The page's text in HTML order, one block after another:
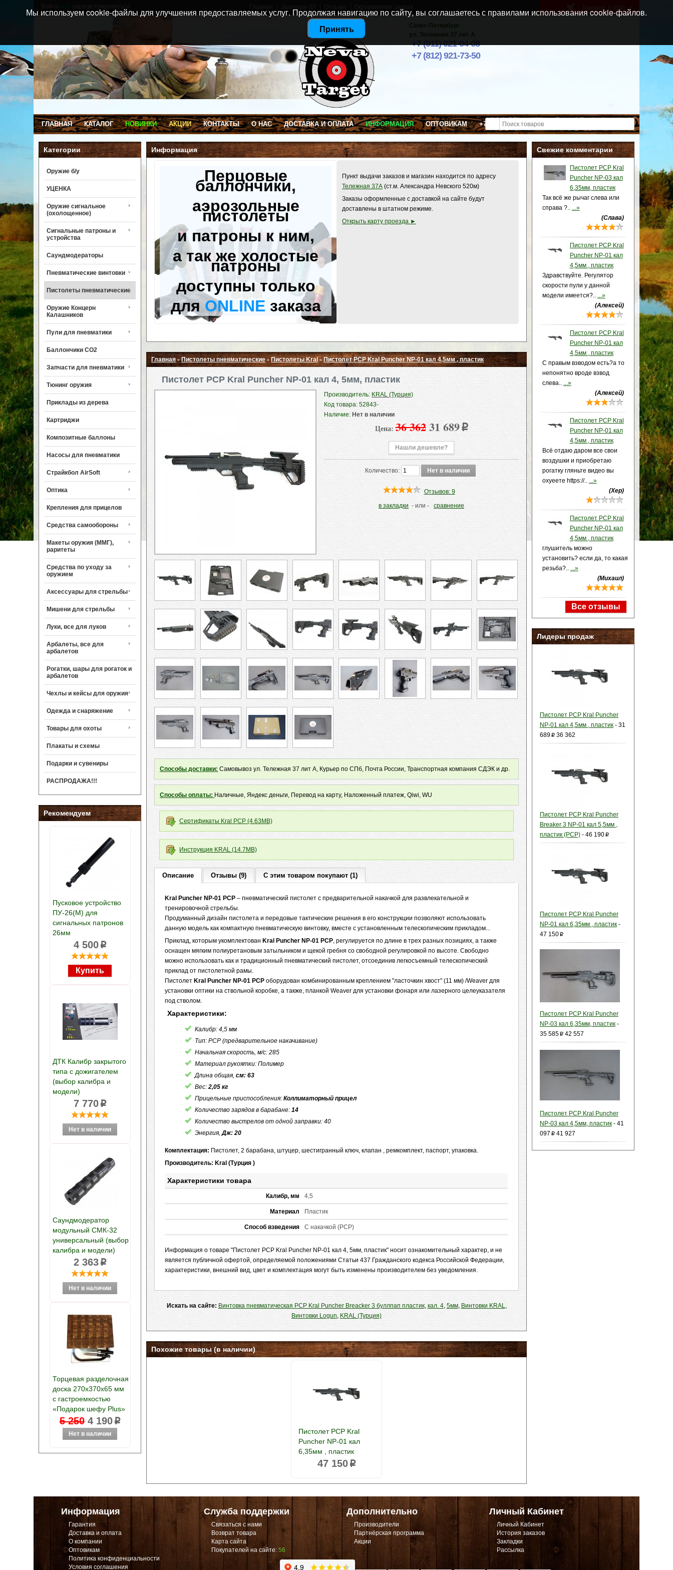
Санкт-Петербург
ул. Тележная 37 лит А
+7 (911) 021-04-08
+7 (812) 921-73-50
Товаров: 0 (0 p )
ГЛАВНАЯ КАТАЛОГ НОВИНКИ АКЦИИ КОНТАКТЫ О НАС ДОСТАВКА И ОПЛАТА ИНФОРМАЦИЯ ОПТОВИКАМ +7 (911) 021-04-08
Категории
Оружие б/у
УЦЕНКА
Оружие сигнальное
(охолощенное)
Сигнальные патроны и
устройства
Саундмодераторы
Пневматические винтовки
Пистолеты пневматические
Оружие Концерн
Калашников
Пули для пневматики
Баллончики CO2
Запчасти для пневматики
Тюнинг оружия
Приклады из дерева
Картриджи
Композитные баллоны
Насосы для пневматики
Страйкбол AirSoft
Оптика
Крепления для прицелов
Средства самообороны
Макеты оружия (ММГ),
раритеты
Средства по уходу за
оружием
Аксессуары для стрельбы
Мишени для стрельбы
Луки, все для луков
Арбалеты, все для
арбалетов
Рогатки, шары для рогаток и
арбалетов
Чехлы и кейсы для оружия
Одежда и снаряжение
Товары для охоты
Плакаты и схемы
Подарки и сувениры
РАСПРОДАЖА!!!
Рекомендуем
Пусковое устройство
ПУ-26(М) для
сигнальных патронов
26мм
4 500p
ДТК Калибр закрытого
типа с дожигателем
(выбор калибра и
модели)
7 770p
Саундмодератор
модульный СМК-32
универсальный (выбор
калибра и модели)
2 363p
Торцевая разделочная
доска 270х370х65 мм
с гастроемкостью
«Подарок шефу Plus»
5 250 4 190p
Свежие комментарии
Пистолет PCP Kral
Puncher NP-03 кал
6,35мм, пластик
Так всё же рычаг слева или
справа ?.. ...»
(Слава)
Пистолет PCP Kral
Puncher NP-01 кал
4,5мм , пластик
Здравствуйте. Регулятор
скорости пули у данной
модели имеется?.. ...»
(Алексей)
Пистолет PCP Kral
Puncher NP-01 кал
4,5мм , пластик
С правым взводом есть?а то
непонятно вроде взвод
слева.. ...»
(Алексей)
Пистолет PCP Kral
Puncher NP-01 кал
4,5мм , пластик
Всё отдаю даром все свои
воздушки и приобретаю
рогатку гляньте видео вы
охуеете https://.. ...»
(Хер)
Пистолет PCP Kral
Puncher NP-01 кал
4,5мм , пластик
глушитель можно
установить? если да, то какая
резьба?.. ...»
(Михаил)
Все отзывы
Лидеры продаж
Пистолет PCP Kral Puncher
NP-01 кал 4,5мм , пластик- 31
689p 36 362
Пистолет PCP Kral Puncher
Breaker 3 NP-01 кал 5,5мм ,
пластик (PCP)- 46 190p
Пистолет PCP Kral Puncher
NP-01 кал 6,35мм , пластик-
47 150p
Пистолет PCP Kral Puncher
NP-03 кал 6,35мм, пластик-
35 585p 42 557
Пистолет PCP Kral Puncher
NP-03 кал 4,5мм, пластик- 41
097 p 41 927
Информация
Перцовые
баллончики,
аэрозольные
пистолеты
и патроны к ним,
а так же холостые
патроны
доступны только
дляONLINE заказа
Пункт выдачи заказов и магазин находится по адресу
Тележная 37А (ст.м. Александра Невского 520м)
Заказы оформленные с доставкой на сайте будут
доставлены в штатном режиме.
Открыть карту проезда ►
Свернуть ▲
Главная»Пистолеты пневматические»Пистолеты Kral»Пистолет PCP Kral Puncher NP-01 кал 4,5мм , пластик
Пистолет PCP Kral Puncher NP-01 кал 4, 5мм, пластик
Производитель: KRAL (Турция)
Код товара: 52843-
Наличие: Нет в наличии
Цена: 36 36231 689p
Нашли дешевле?
Количество:
Отзывов: 9
в закладки - или - сравнение
Способы доставки: Самовывоз ул. Тележная 37 лит А, Курьер по СПб, Почта России, Транспортная компания СДЭК и др.
Способы оплаты: Наличные, Яндекс деньги, Перевод на карту, Наложенный платеж, Qiwi, WU
Сертификаты Kral PCP (4.63MB)
Инструкция KRAL (14.7MB)
Описание Отзывы (9) С этим товаром покупают (1)
Kral Puncher NP-01 PCP– пневматический пистолет с предварительной накачкой для развлекательной и
тренировочной стрельбы.
Продуманный дизайн пистолета и передовые тактические решения в его конструкции позволяют использовать
данную модель как компактную пневматическую винтовку, вместе с установленным телескопическим прикладом...
Приклад, которым укомплектован Kral Puncher NP-01 PCP, регулируется по длине в трех разных позициях, а также
оснащен мягким полиуретановым затыльником и щекой гребня со свободной регулировкой по высоте. Свободно
можно использовать как и традиционный пневматический пистолет, отсоединив легкосъемный телескопический
приклад от пистолетной рамы.
Пистолет Kral Puncher NP-01 PCP оборудован комбинированным креплением "ласточкин хвост" (11 мм) /Weaver для
установки оптики на ствольной коробке, а также, планкой Weaver для установки фонаря или лазерного целеуказателя
под стволом.
Характеристики:
Калибр: 4,5 мм
Тип: PCP (предварительное накачивание)
Начальная скорость, м/с: 285
Материал рукоятки: Полимер
Длина общая,см: 63
Вес:2,05 кг
Прицельные приспособления:Коллиматорный прицел
Количество зарядов в барабане:14
Количество выстрелов от одной заправки: 40
Энергия,Дж: 20
Комплектация: Пистолет, 2 барабана, штуцер, шестигранный ключ, клапан , ремкомплект, паспорт, упаковка.
Производитель: Kral (Турция )
Характеристики товара
Калибр, мм 4,5
Материал Пластик
Способ взведения С накачкой (PCP)
Информация о товаре "Пистолет PCP Kral Puncher NP-01 кал 4, 5мм, пластик" носит ознакомительный характер, и не
является публичной офертой, определяемой положениями Статьи 437 Гражданского кодекса Российской Федерации,
характеристики, внешний вид, цвет и комплектация могут быть изменены производителем без уведомления.
Искать на сайте: Винтовка пневматическая PCP Kral Puncher Breacker 3 буллпап пластик, кал. 4, 5мм, Винтовки KRAL,
Винтовки Logun, KRAL (Турция)
Похожие товары (в наличии)
Пистолет PCP Kral
Puncher NP-01 кал
6,35мм , пластик
47 150p
Информация
Гарантия
Доставка и оплата
О компании
Оптовикам
Политика конфиденциальности
Условия соглашения
Служба поддержки
Связаться с нами
Возврат товара
Карта сайта
Покупателей на сайте: 56
Дополнительно
Производители
Партнёрская программа
Акции
Личный Кабинет
Личный Кабинет
История заказов
Закладки
Рассылка
Мы используем cookie-файлы для улучшения предоставляемых услуг. Продолжая навигацию по сайту, вы соглашаетесь с правилами использования cookie-файлов.
Принять